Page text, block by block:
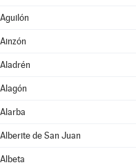
Aguilón
Ainzón
Aladrén
Alagón
Alarba
Alberite de San Juan
Albeta